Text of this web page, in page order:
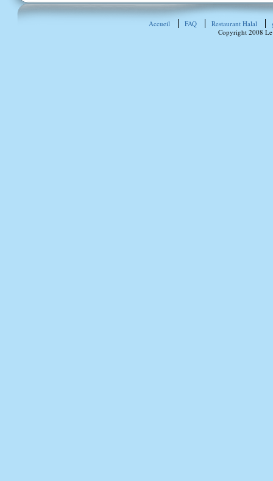
Accueil FAQ Restaurant Halal
Copyright 2008